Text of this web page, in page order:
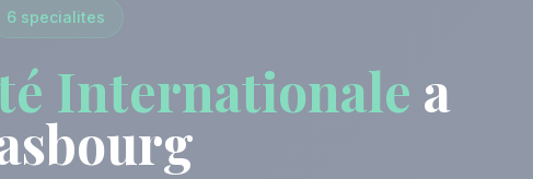
6 specialites
Internationale a